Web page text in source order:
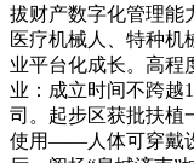
拔财产数字化管理能
医疗机械人、特种机
业平台化成长。高程
业：成立时间不跨越
司。起步区获批扶植
使用——人体可穿戴